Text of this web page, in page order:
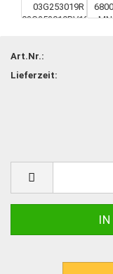
Art.Nr.:
Lieferzeit: